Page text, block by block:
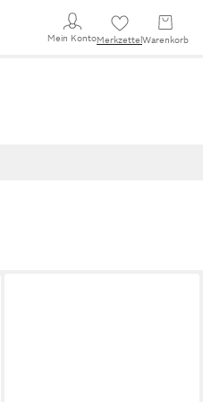
Mein KontoMerkzettel Warenkorb